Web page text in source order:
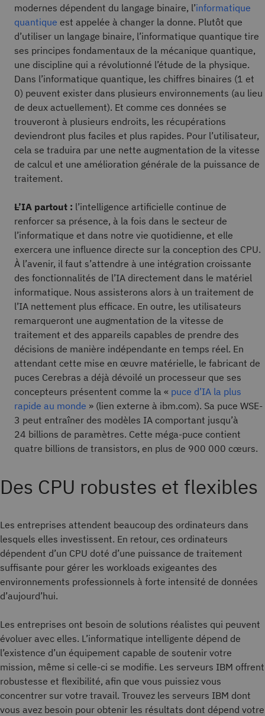
modernes dépendent du langage binaire, l’informatique
quantique est appelée à changer la donne. Plutôt que
d’utiliser un langage binaire, l’informatique quantique tire
ses principes fondamentaux de la mécanique quantique,
une discipline qui a révolutionné l’étude de la physique.
Dans l’informatique quantique, les chiffres binaires (1 et
0) peuvent exister dans plusieurs environnements (au lieu
de deux actuellement). Et comme ces données se
trouveront à plusieurs endroits, les récupérations
deviendront plus faciles et plus rapides. Pour l’utilisateur,
cela se traduira par une nette augmentation de la vitesse
de calcul et une amélioration générale de la puissance de
traitement.
L’IA partout : l’intelligence artificielle continue de
renforcer sa présence, à la fois dans le secteur de
l’informatique et dans notre vie quotidienne, et elle
exercera une influence directe sur la conception des CPU.
À l’avenir, il faut s’attendre à une intégration croissante
des fonctionnalités de l’IA directement dans le matériel
informatique. Nous assisterons alors à un traitement de
l’IA nettement plus efficace. En outre, les utilisateurs
remarqueront une augmentation de la vitesse de
traitement et des appareils capables de prendre des
décisions de manière indépendante en temps réel. En
attendant cette mise en œuvre matérielle, le fabricant de
puces Cerebras a déjà dévoilé un processeur que ses
concepteurs présentent comme la « puce d’IA la plus
rapide au monde » (lien externe à ibm.com). Sa puce WSE-
3 peut entraîner des modèles IA comportant jusqu’à
24 billions de paramètres. Cette méga-puce contient
quatre billions de transistors, en plus de 900 000 cœurs.
Des CPU robustes et flexibles
Les entreprises attendent beaucoup des ordinateurs dans
lesquels elles investissent. En retour, ces ordinateurs
dépendent d’un CPU doté d’une puissance de traitement
suffisante pour gérer les workloads exigeantes des
environnements professionnels à forte intensité de données
d’aujourd’hui.
Les entreprises ont besoin de solutions réalistes qui peuvent
évoluer avec elles. L’informatique intelligente dépend de
l’existence d’un équipement capable de soutenir votre
mission, même si celle-ci se modifie. Les serveurs IBM offrent
robustesse et flexibilité, afin que vous puissiez vous
concentrer sur votre travail. Trouvez les serveurs IBM dont
vous avez besoin pour obtenir les résultats dont dépend votre